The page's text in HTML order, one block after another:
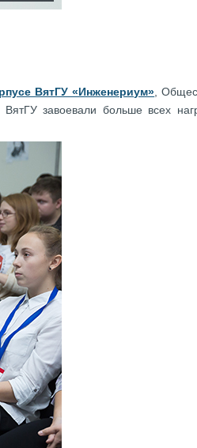
ВятГУ «Инженериум» ,
ВятГУ завоевали больше всех